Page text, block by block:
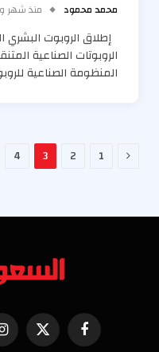
محمد محمود منذ شهر
المنظومة الصناعية
السابق
1
2
3
4
فيسبوكX